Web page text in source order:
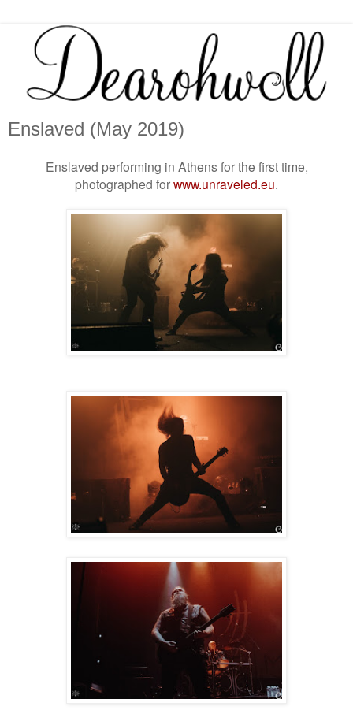
Enslaved (May 2019)
Enslaved performing in Athens for the first time,
photographed forwww.unraveled.eu.